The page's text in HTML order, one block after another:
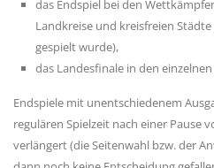
das Endspiel bei den
Landkreise und kreisfreien
gespielt wurde),
das Landesfinale in den
Endspiele mit unentschiedenem
regulären Spielzeit nach einer Pause
verlängert (die Seitenwahl bzw. der